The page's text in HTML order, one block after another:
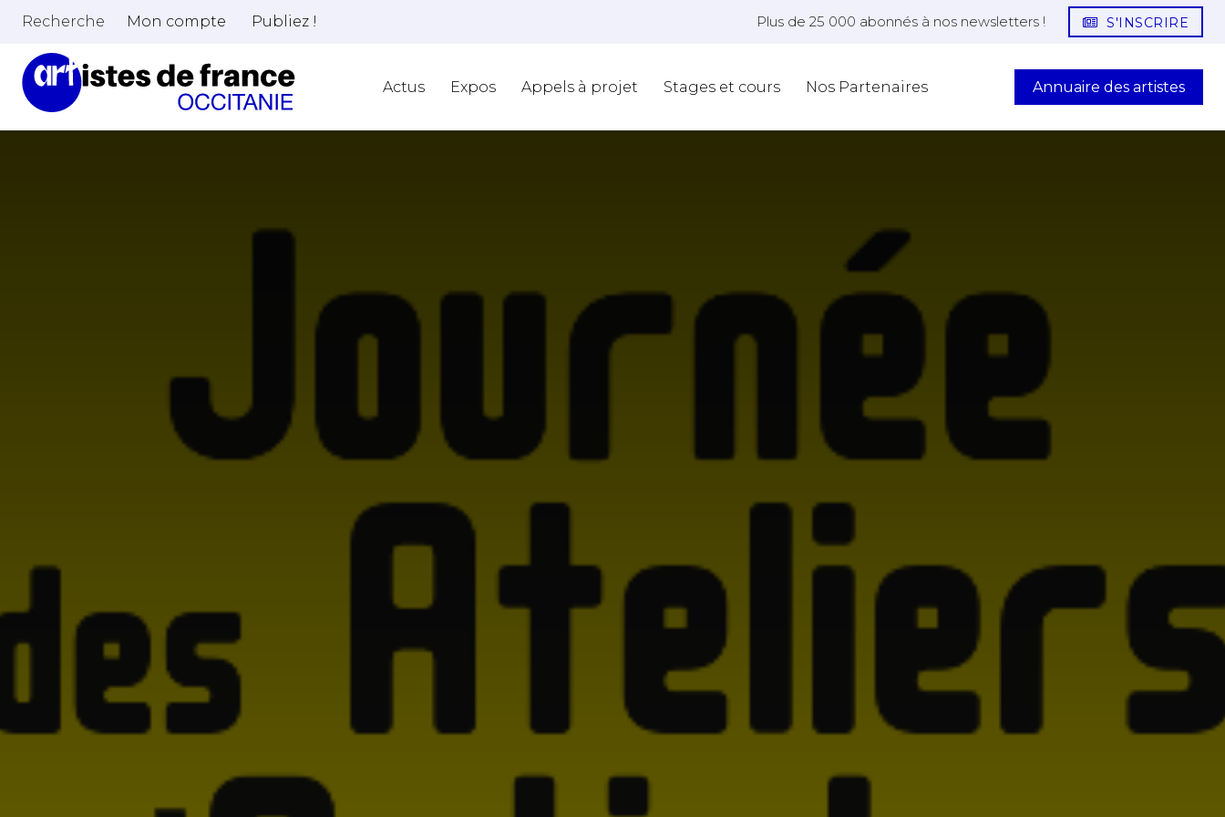
Recherche Mon compte Publiez ! Plus de 25 000 abonnés à nos newsletters ! S'INSCRIRE
Actus Expos Appels à projet Stages et cours Nos Partenaires Annuaire des artistes